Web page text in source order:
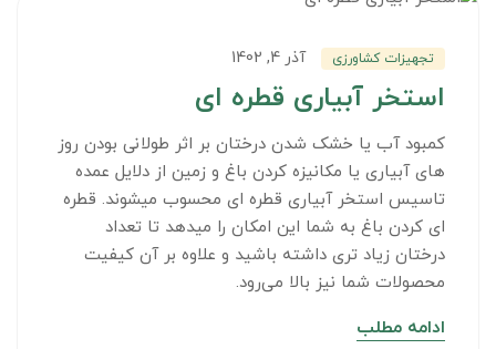
تجهیزات کشاورزی آذر 4, 1402
استخر آبیاری قطره ای
کمبود آب یا خشک شدن درختان بر اثر طولانی بودن روز
های آبیاری یا مکانیزه کردن باغ و زمین از دلایل عمده
تاسیس استخر آبیاری قطره ای محسوب میشوند. قطره
ای کردن باغ به شما این امکان را میدهد تا تعداد
درختان زیاد تری داشته باشید و علاوه بر آن کیفیت
محصولات شما نیز بالا می‌رود.
ادامه مطلب